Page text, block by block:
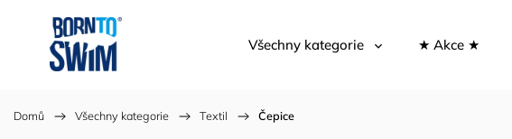
Všechny kategorie ★ Akce ★
Domů / Všechny kategorie / Textil / Čepice